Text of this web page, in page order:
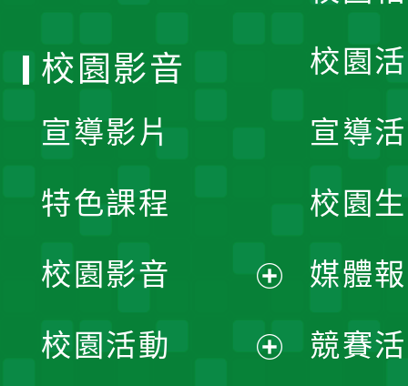
校園
宣導
校園
媒體
競賽
校園影音
宣導影片
特色課程
校園影音
開
校園活動